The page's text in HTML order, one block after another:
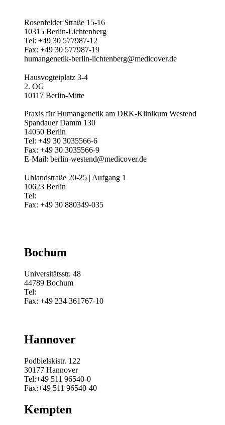
Rosenfelder Straße 15-16
10315 Berlin-Lichtenberg
Tel: +49 30 577987-12
Fax: +49 30 577987-19
humangenetik-berlin-lichtenberg@medicover.de
Hausvogteiplatz 3-4
2. OG
10117 Berlin-Mitte
Praxis für Humangenetik am DRK-Klinikum Westend
Spandauer Damm 130
14050 Berlin
Tel: +49 30 3035566-6
Fax: +49 30 3035566-9
E-Mail: berlin-westend@medicover.de
Uhlandstraße 20-25 | Aufgang 1
10623 Berlin
Tel:
Fax: +49 30 880349-035
Bochum
Universitätsstr. 48
44789 Bochum
Tel:
Fax: +49 234 361767-10
Hannover
Podbielskistr. 122
30177 Hannover
Tel:+49 511 96540-0
Fax:+49 511 96540-40
Kempten